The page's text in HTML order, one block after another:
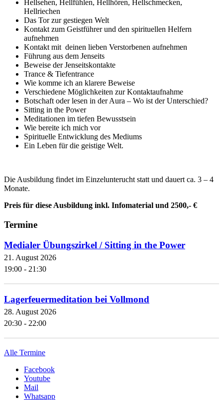
Hellsehen, Hellfühlen, Hellhören, Hellschmecken,
Hellriechen
Das Tor zur gestiegen Welt
Kontakt zum Geistführer und den spirituellen Helfern
aufnehmen
Kontakt mit deinen lieben Verstorbenen aufnehmen
Führung aus dem Jenseits
Beweise der Jenseitskontakte
Trance & Tiefentrance
Wie komme ich an klarere Beweise
Verschiedene Möglichkeiten zur Kontaktaufnahme
Botschaft oder lesen in der Aura – Wo ist der Unterschied?
Sitting in the Power
Meditationen im tiefen Bewusstsein
Wie bereite ich mich vor
Spirituelle Entwicklung des Mediums
Ein Leben für die geistige Welt.
Die Ausbildung findet im Einzelunterucht statt und dauert ca. 3 – 4
Monate.
Preis für diese Ausbildung inkl. Infomaterial und 2500,- €
Termine
Medialer Übungszirkel / Sitting in the Power
21. August 2026
19:00 - 21:30
Lagerfeuermeditation bei Vollmond
28. August 2026
20:30 - 22:00
Alle Termine
Facebook
Youtube
Mail
Whatsapp